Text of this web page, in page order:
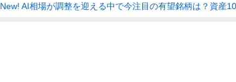
New! AI相場が調整を迎える中で今注目の有望銘柄は？資産